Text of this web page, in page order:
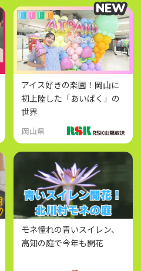
アイス好きの楽園！岡山に
初上陸した「あいぱく」の
世界
岡山県
NEW
NEW
モネ憧れの青いスイレン、
高知の庭で今年も開花